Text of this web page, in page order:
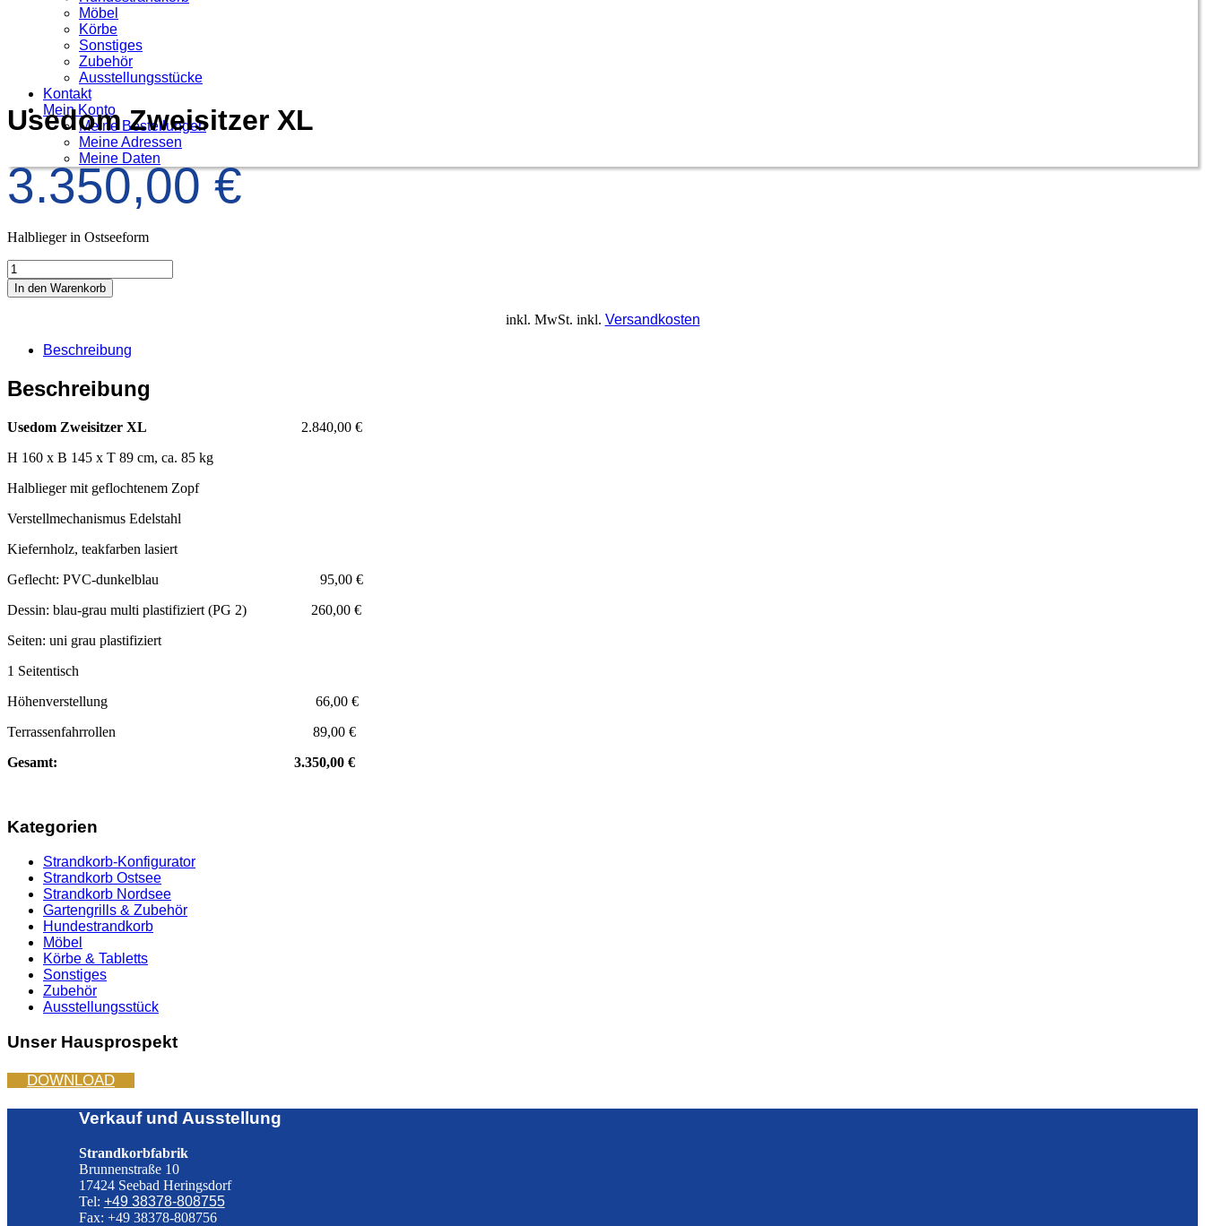
Möbel
Körbe
Sonstiges
Zubehör
Ausstellungsstücke
Kontakt
Mein Konto
Meine Bestellungen
Meine Adressen
Meine Daten
Usedom Zweisitzer XL
3.350,00 €
Halblieger in Ostseeform
In den Warenkorb
inkl. MwSt. inkl. Versandkosten
Beschreibung
Beschreibung
Usedom Zweisitzer XL 2.840,00 €
H 160 x B 145 x T 89 cm, ca. 85 kg
Halblieger mit geflochtenem Zopf
Verstellmechanismus Edelstahl
Kiefernholz, teakfarben lasiert
Geflecht: PVC-dunkelblau 95,00 €
Dessin: blau-grau multi plastifiziert (PG 2) 260,00 €
Seiten: uni grau plastifiziert
1 Seitentisch
Höhenverstellung 66,00 €
Terrassenfahrrollen 89,00 €
Gesamt: 3.350,00 €
Kategorien
Strandkorb-Konfigurator
Strandkorb Ostsee
Strandkorb Nordsee
Gartengrills & Zubehör
Hundestrandkorb
Möbel
Körbe & Tabletts
Sonstiges
Zubehör
Ausstellungsstück
Unser Hausprospekt
DOWNLOAD
Verkauf und Ausstellung
Strandkorbfabrik
Brunnenstraße 10
17424 Seebad Heringsdorf
Tel: +49 38378-808755
Fax: +49 38378-808756